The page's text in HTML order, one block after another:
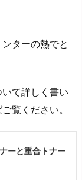
ターの熱でと
て詳しく書い
覧ください。
ーと重合トナー